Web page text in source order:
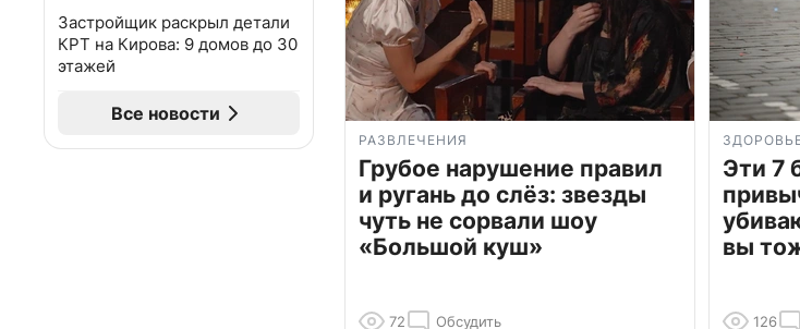
Застройщик раскрыл детали
КРТ на Кирова: 9 домов до 30
этажей
Все новости
РАЗВЛЕЧЕНИЯ
Грубое нарушение правил
и ругань до слёз: звезды
чуть не сорвали шоу
«Большой куш»
72 Обсудить
Эти 7
вы
126